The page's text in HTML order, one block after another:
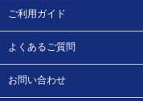
ご利用ガイド
よくあるご質問
お問い合わせ